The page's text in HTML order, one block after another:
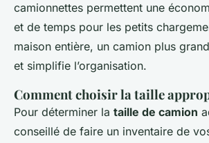
camionnettes permettent une
et de temps pour les petits
maison entière, un camion plus
et simplifie l’organisation.
Comment choisir la taille
Pour déterminer la taille de camion
conseillé de faire un inventaire de